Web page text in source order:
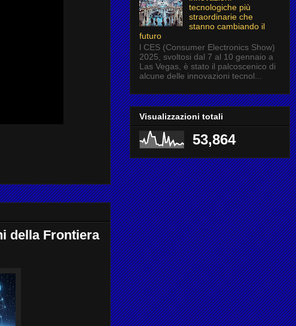
della Frontiera
tecnologiche più
straordinarie che
stanno cambiando il
futuro
l CES (Consumer Electronics Show)
2025, svoltosi dal 7 al 10 gennaio a
Las Vegas, è stato il palcoscenico di
alcune delle innovazioni tecnol...
Visualizzazioni totali
53,864